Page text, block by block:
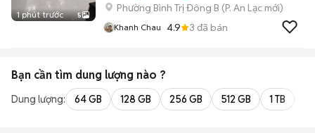
1 phút trước 5
Phường Bình Trị Đông B (P. An Lạc mới)
Khanh Chau 4.9 3 đã bán
Bạn cần tìm dung lượng nào ?
Dung lượng: 64 GB 128 GB 256 GB 512 GB 1 TB